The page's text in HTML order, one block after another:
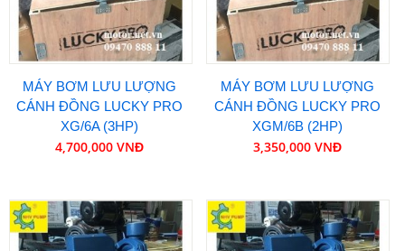
MÁY BƠM LƯU LƯỢNG
CÁNH ĐỒNG LUCKY PRO
XG/6A (3HP)
4,700,000 VNĐ
MÁY BƠM LƯU LƯỢNG
CÁNH ĐỒNG LUCKY PRO
XGM/6B (2HP)
3,350,000 VNĐ